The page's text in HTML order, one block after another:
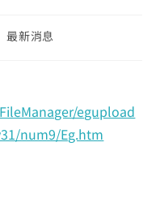
最新消息
egupload
num9/Eg.htm